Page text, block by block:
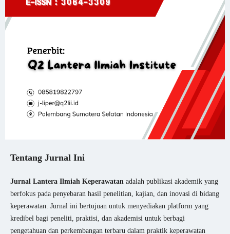
Tentang Jurnal Ini
Jurnal Lantera Ilmiah Keperawatan adalah publikasi akademik yang
berfokus pada penyebaran hasil penelitian, kajian, dan inovasi di bidang
keperawatan. Jurnal ini bertujuan untuk menyediakan platform yang
kredibel bagi peneliti, praktisi, dan akademisi untuk berbagi
pengetahuan dan perkembangan terbaru dalam praktik keperawatan